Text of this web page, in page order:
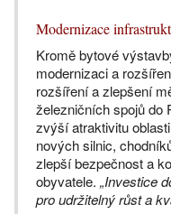
Modernizace
Kromě bytové
modernizaci a
rozšíření a zlepšení
železničních spojů do
zvýší atraktivitu
nových silnic,
zlepší bezpečnost a
obyvatele. „Investice
pro udržitelný růst a